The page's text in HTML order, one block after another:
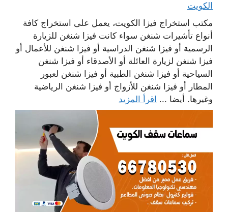
الكويت
مكتب استخراج فيزا الكويت، يعمل على استخراج كافة
أنواع تأشيرات شنغن سواء كانت فيزا شنغن للزيارة
الرسمية أو فيزا شنغن الدراسية أو فيزا شنغن للأعمال أو
فيزا شنغن لزيارة العائلة أو الأصدقاء أو فيزا شنغن
السياحية أو فيزا شنغن الطبية أو فيزا شنغن لعبور
المطار أو فيزا شنغن للأزواج أو فيزا شنغن الرياضية
وغيرها. أيضا ... اقرأ المزيد